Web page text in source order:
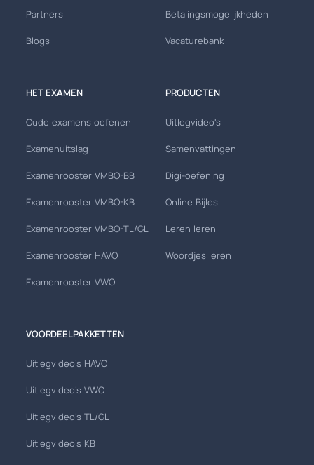
Partners
Blogs
Betalingsmogelijkheden
Vacaturebank
HET EXAMEN
Oude examens oefenen
Examenuitslag
Examenrooster VMBO-BB
Examenrooster VMBO-KB
Examenrooster VMBO-TL/GL
Examenrooster HAVO
Examenrooster VWO
PRODUCTEN
Uitlegvideo's
Samenvattingen
Digi-oefening
Online Bijles
Leren leren
Woordjes leren
VOORDEELPAKKETTEN
Uitlegvideo's HAVO
Uitlegvideo's VWO
Uitlegvideo's TL/GL
Uitlegvideo's KB